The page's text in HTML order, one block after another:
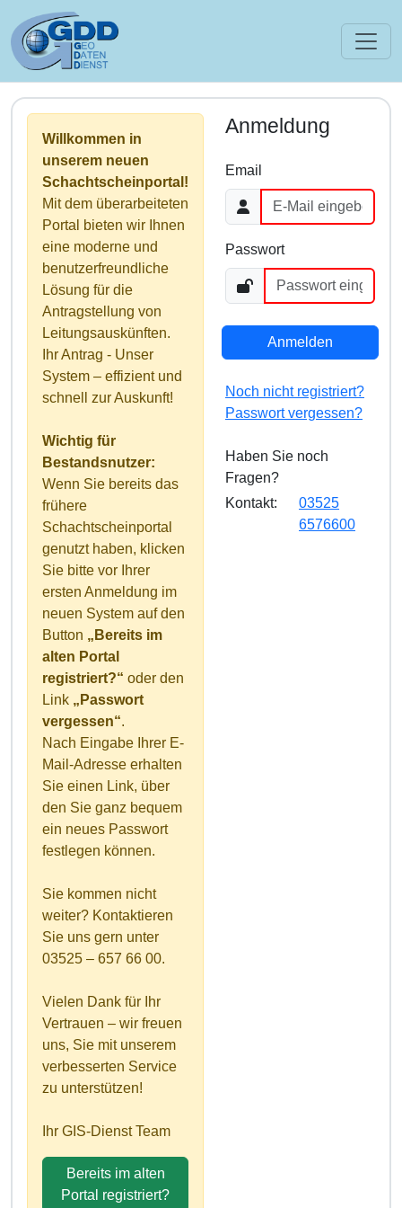
Willkommen in
unserem neuen
Schachtscheinportal!
Mit dem überarbeiteten
Portal bieten wir Ihnen
eine moderne und
benutzerfreundliche
Lösung für die
Antragstellung von
Leitungsauskünften.
Ihr Antrag - Unser
System – effizient und
schnell zur Auskunft!
Wichtig für
Bestandsnutzer:
Wenn Sie bereits das
frühere
Schachtscheinportal
genutzt haben, klicken
Sie bitte vor Ihrer
ersten Anmeldung im
neuen System auf den
Button „Bereits im
alten Portal
registriert?“ oder den
Link „Passwort
vergessen“.
Nach Eingabe Ihrer E-
Mail-Adresse erhalten
Sie einen Link, über
den Sie ganz bequem
ein neues Passwort
festlegen können.
Sie kommen nicht
weiter? Kontaktieren
Sie uns gern unter
03525 – 657 66 00.
Vielen Dank für Ihr
Vertrauen – wir freuen
uns, Sie mit unserem
verbesserten Service
zu unterstützen!
Ihr GIS-Dienst Team
Bereits im alten
Portal registriert?
Anmeldung
Email
Passwort
Anmelden
Noch nicht registriert?
Passwort vergessen?
Haben Sie noch
Fragen?
Kontakt:
03525
6576600